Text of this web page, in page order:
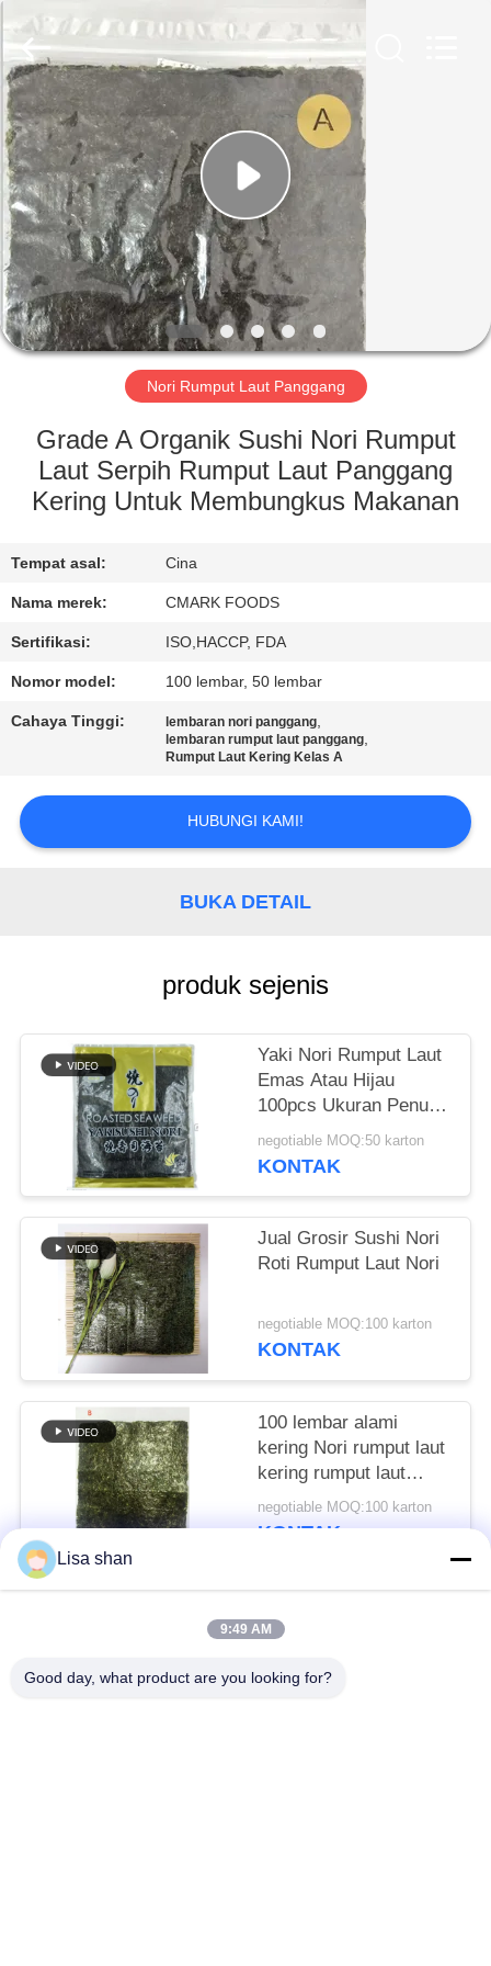
RUMAH
PRODUK
TENTANG
KAMI
TUR
KONTROL
KUALITAS
HUBUNGI
KAMI
BERITA
MINTA
KUTIPAN
PRIBADI
FOODS
TRADING
CO.,LTD..
All
Rights
Reserved.
Nori Rumput Laut Panggang
Grade A Organik Sushi Nori Rumput
Laut Serpih Rumput Laut Panggang
Kering Untuk Membungkus Makanan
Tempat asal: Cina
Nama merek: CMARK FOODS
Sertifikasi: ISO,HACCP, FDA
Nomor model: 100 lembar, 50 lembar
Cahaya Tinggi: lembaran nori panggang,
lembaran rumput laut panggang,
Rumput Laut Kering Kelas A
HUBUNGI KAMI!
BUKA DETAIL
produk sejenis
Yaki Nori Rumput Laut
Emas Atau Hijau
100pcs Ukuran Penuh
19x21cm
negotiable MOQ:50 karton
KONTAK
Jual Grosir Sushi Nori
Roti Rumput Laut Nori
negotiable MOQ:100 karton
KONTAK
100 lembar alami
kering Nori rumput laut
kering rumput laut
sushi Nori
negotiable MOQ:100 karton
KONTAK
Bad Request
Lisa shan
9:49 AM
Good day, what product are you looking for?